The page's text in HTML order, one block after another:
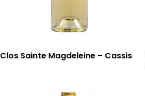
Clos Sainte Magdeleine – Cassis